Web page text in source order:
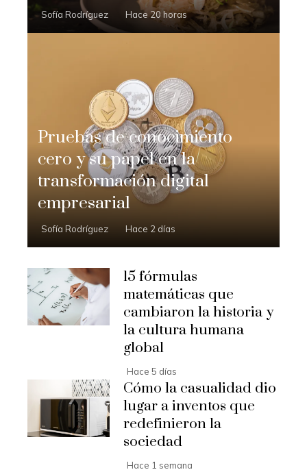
Sofía Rodríguez Hace 20 horas
Pruebas de conocimiento
cero y su papel en la
transformación digital
empresarial
Sofía Rodríguez Hace 2 días
15 fórmulas
matemáticas que
cambiaron la historia y
la cultura humana
global
Hace 5 días
Cómo la casualidad dio
lugar a inventos que
redefinieron la
sociedad
Hace 1 semana